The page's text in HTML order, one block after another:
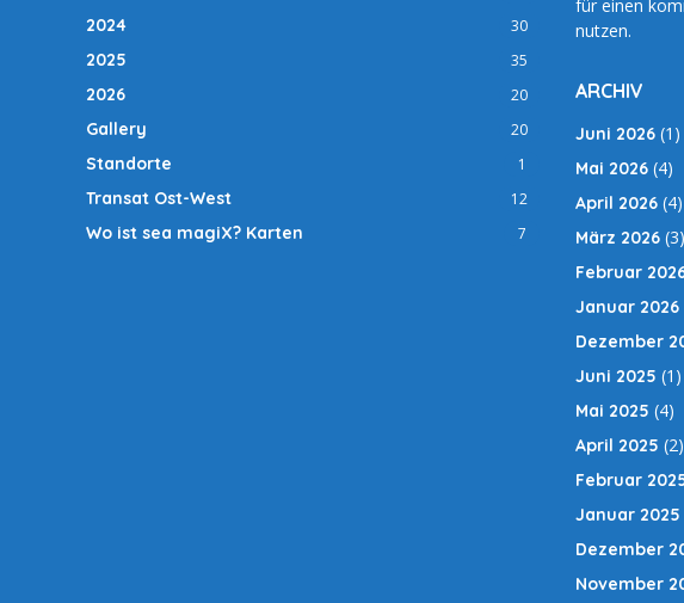
2024 30
2025 35
2026 20
Gallery 20
Standorte 1
Transat Ost-West 12
Wo ist sea magiX? Karten 7
für einen
nutzen.
ARCHIV
Juni 2026 (1)
Mai 2026 (4)
April 2026 (4)
März 2026 (3)
Februar
Januar 2026
Dezember
Juni 2025 (1)
Mai 2025 (4)
April 2025 (2)
Februar
Januar 2025
Dezember
November